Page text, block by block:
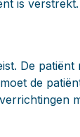
is verstrekt.
De patiënt
de